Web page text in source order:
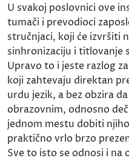
U svakoj poslovnici ove
tumači i prevodioci
stručnjaci, koji će izvršiti
sinhronizaciju i titlovanje
Upravo to i jeste razlog
koji zahtevaju direktan
urdu jezik, a bez obzira
obrazovnim, odnosno
jednom mestu dobiti
praktično vrlo brzo
Sve to isto se odnosi i na